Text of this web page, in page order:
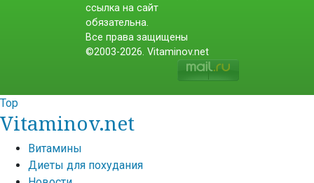
ссылка на сайт
обязательна.
Все права защищены
©2003-2026. Vitaminov.net
Top
Vitaminov.net
Витамины
Диеты для похудания